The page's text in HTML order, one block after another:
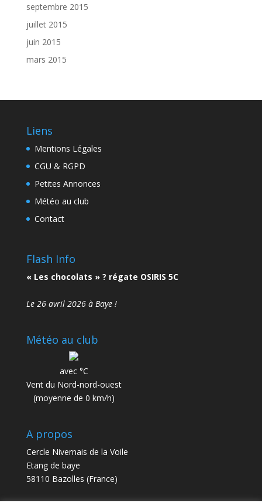
septembre 2015
juillet 2015
juin 2015
mars 2015
Liens
Mentions Légales
CGU & RGPD
Petites Annonces
Météo au club
Contact
Flash Info
« Les chocolats » ? régate OSIRIS 5C
Le 26 avril 2026 à Baye !
Météo au club
avec °C
Vent du Nord-nord-ouest
(moyenne de 0 km/h)
A propos
Cercle Nivernais de la Voile
Etang de baye
58110 Bazolles (France)